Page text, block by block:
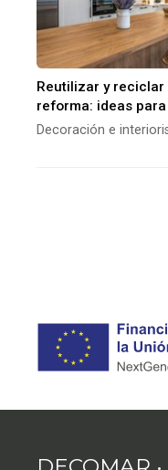
Reutilizar y reciclar
reforma: ideas
segunda vida a
Decoración e